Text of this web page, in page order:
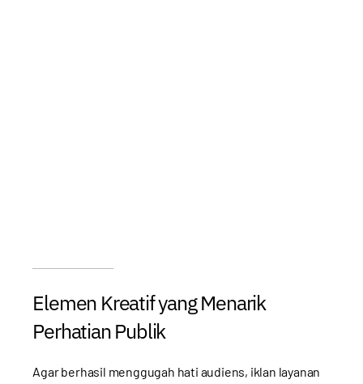
Elemen Kreatif yang Menarik
Perhatian Publik
Agar berhasil menggugah hati audiens, iklan layanan